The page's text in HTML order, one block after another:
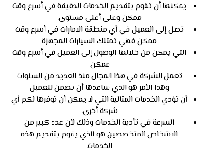
يمكنها أن تقوم بتقديم الخدمات الدقيقة في أسرع وقت
ممكن وعلى أعلى مستوى.
تصل إلى العميل في أي منطقة الامارات في أسرع وقت
ممكن فهي تمتلك السيارات المجهزة
التي يمكن من خلالها الوصول إلى العميل في أسرع وقت
ممكن.
تعمل الشركة في هذا المجال منذ العديد من السنوات
وهذا الأمر هو الذي ساعدها أن تضمن للعميل
أن تؤدي الخدمات المثالية التي لا يمكن أن توفرها لكم أي
شركة أخرى.
السرعة في تأدية الخدمات وذلك لأن عدد كبير من
الاشخاص المتخصصين هو الذي يقوم بتقديم هذه
الخدمات.